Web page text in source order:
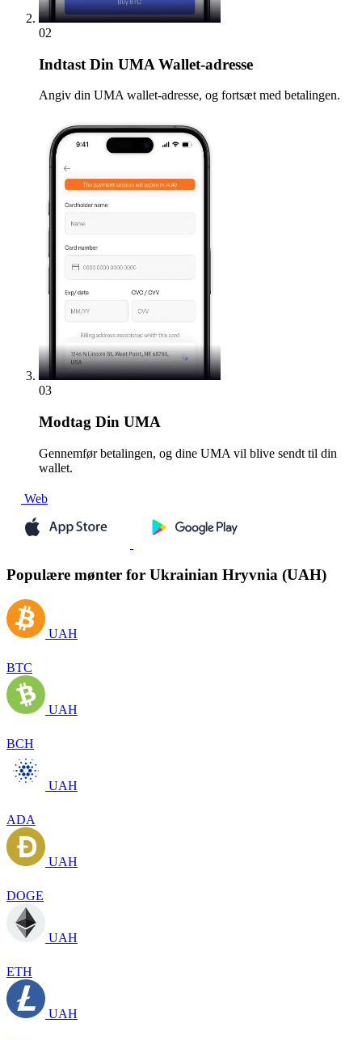
02
Indtast Din UMA Wallet-adresse
Angiv din UMA wallet-adresse, og fortsæt med betalingen.
03
Modtag Din UMA
Gennemfør betalingen, og dine UMA vil blive sendt til din
wallet.
Web
Populære mønter for Ukrainian Hryvnia (UAH)
UAH
BTC
UAH
BCH
UAH
ADA
UAH
DOGE
UAH
ETH
UAH